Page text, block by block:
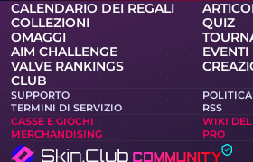
CALENDARIO DEI REGALI
COLLEZIONI
QUIZ
OMAGGI
AIM CHALLENGE
EVENTI
VALVE RANKINGS
CLUB
SUPPORTO
TERMINI DI SERVIZIO
RSS
CASSE E GIOCHI
WIKI
MERCHANDISING
PRO